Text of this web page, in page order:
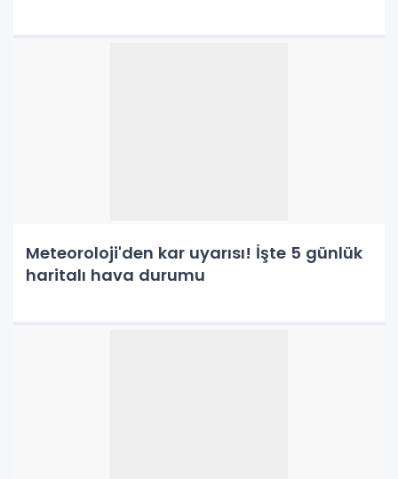
Meteoroloji'den kar uyarısı! İşte 5 günlük
haritalı hava durumu